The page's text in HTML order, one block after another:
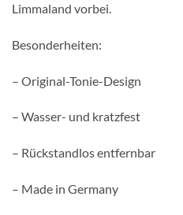
Limmaland vorbei.
Besonderheiten:
– Original-Tonie-Design
– Wasser- und kratzfest
– Rückstandlos entfernbar
– Made in Germany